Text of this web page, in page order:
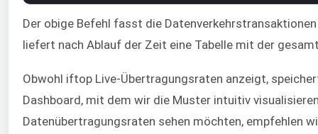
Der obige Befehl fasst die
liefert nach Ablauf der Zeit eine Tabelle mit der
Obwohl iftop Live-Übertragungsraten anzeigt,
Dashboard, mit dem wir die Muster intuitiv
Datenübertragungsraten sehen möchten, empfehlen